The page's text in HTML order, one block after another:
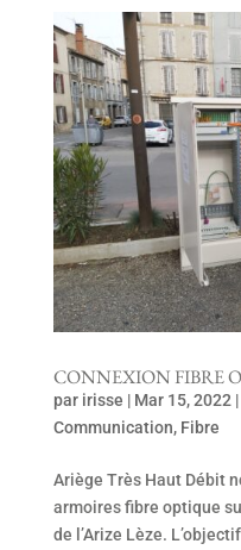
CONNEXION FIBRE
par irisse | Mar 15, 2022 |
Communication, Fibre
Ariège Très Haut Débit
armoires fibre optique
de l’Arize Lèze.